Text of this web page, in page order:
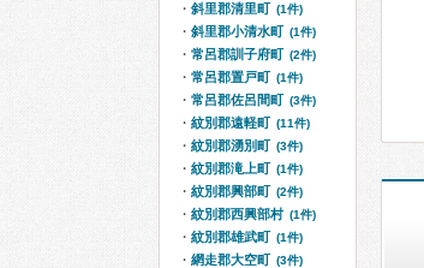
斜里郡清里町 (1件)
斜里郡小清水町 (1件)
常呂郡訓子府町 (2件)
常呂郡置戸町 (1件)
常呂郡佐呂間町 (3件)
紋別郡遠軽町 (11件)
紋別郡湧別町 (3件)
紋別郡滝上町 (1件)
紋別郡興部町 (2件)
紋別郡西興部村 (1件)
紋別郡雄武町 (1件)
網走郡大空町 (3件)